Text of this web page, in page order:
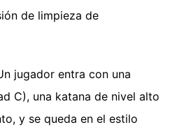
de limpieza de
jugador entra con una
C), una katana de nivel alto
y se queda en el estilo